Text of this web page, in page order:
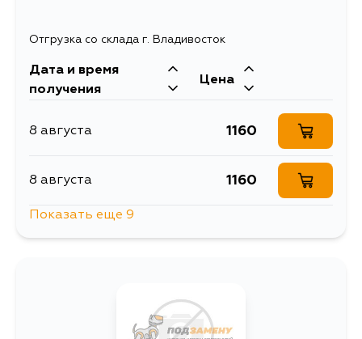
13 августа 592
15 августа 812
28 августа 812
Отгрузка со склада г. Владивосток
Дата и время
получения
Цена
8 августа 1160
8 августа 1160
1057
Показать еще 9